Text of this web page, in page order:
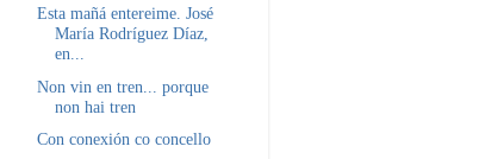
Esta mañá entereime. José
María Rodríguez Díaz,
en...
Non vin en tren... porque
non hai tren
Con conexión co concello